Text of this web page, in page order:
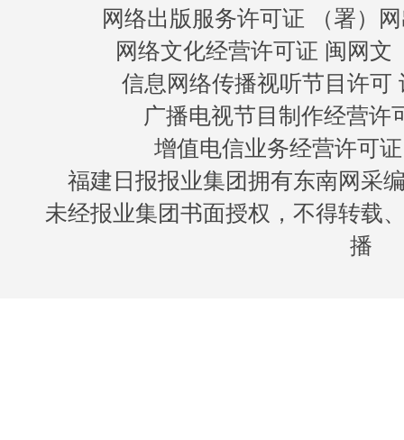
网络出版服务许可证 （署）
网络文化经营许可证 闽网文
信息网络传播视听节目许可
广播电视节目制作经营许
增值电信业务经营许可
福建日报报业集团拥有东南网采
未经报业集团书面授权，不得转载
播